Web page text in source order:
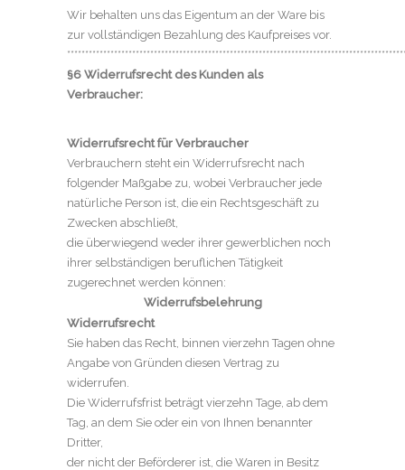
Wir behalten uns das Eigentum an der Ware bis
zur vollständigen Bezahlung des Kaufpreises vor.
§6 Widerrufsrecht des Kunden als
Verbraucher:
Widerrufsrecht für Verbraucher
Verbrauchern steht ein Widerrufsrecht nach
folgender Maßgabe zu, wobei Verbraucher jede
natürliche Person ist, die ein Rechtsgeschäft zu
Zwecken abschließt,
die überwiegend weder ihrer gewerblichen noch
ihrer selbständigen beruflichen Tätigkeit
zugerechnet werden können:
Widerrufsbelehrung
Widerrufsrecht
Sie haben das Recht, binnen vierzehn Tagen ohne
Angabe von Gründen diesen Vertrag zu
widerrufen.
Die Widerrufsfrist beträgt vierzehn Tage, ab dem
Tag, an dem Sie oder ein von Ihnen benannter
Dritter,
der nicht der Beförderer ist, die Waren in Besitz